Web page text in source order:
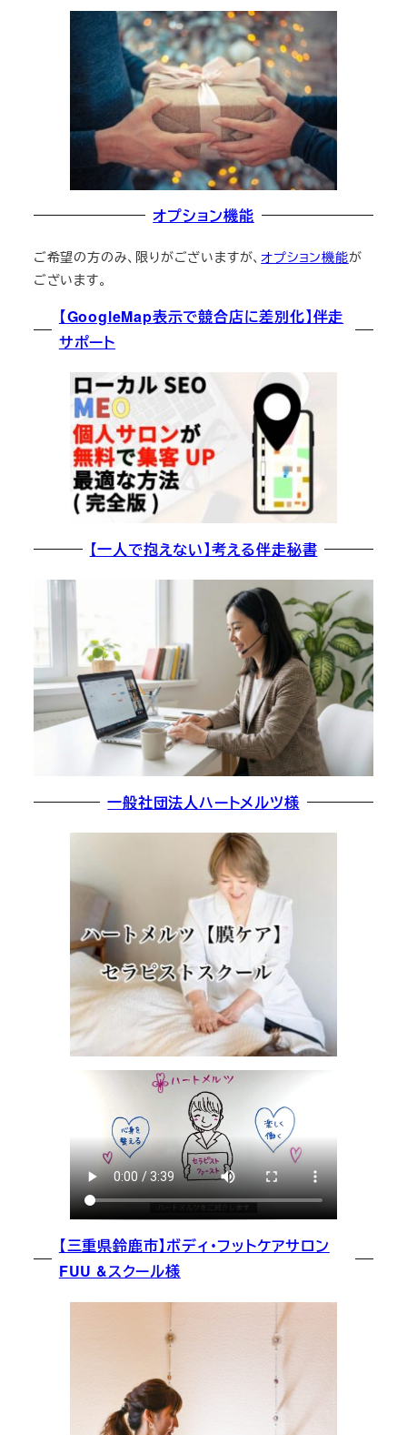
オプション機能
ご希望の方のみ、限りがございますが、オプション機能が
ございます。
【GoogleMap表示で競合店に差別化】伴走
サポート
【一人で抱えない】考える伴走秘書
一般社団法人ハートメルツ様
【三重県鈴鹿市】ボディ・フットケアサロン
FUU &スクール様